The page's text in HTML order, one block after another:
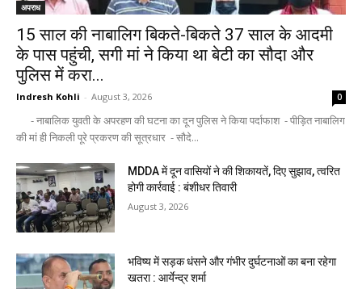
अपराध
15 साल की नाबालिग बिकते-बिकते 37 साल के आदमी
के पास पहुंची, सगी मां ने किया था बेटी का सौदा और
पुलिस में करा...
Indresh Kohli - August 3, 2026 0
- नाबालिक युवती के अपरहण की घटना का दून पुलिस ने किया पर्दाफाश - पीड़ित नाबालिग
की मां ही निकली पूरे प्रकरण की सूत्रधार - सौदे...
MDDA में दून वासियों ने की शिकायतें, दिए सुझाव, त्वरित
होगी कार्रवाई : बंशीधर तिवारी
August 3, 2026
भविष्य में सड़क धंसने और गंभीर दुर्घटनाओं का बना रहेगा
खतरा : आर्येन्द्र शर्मा